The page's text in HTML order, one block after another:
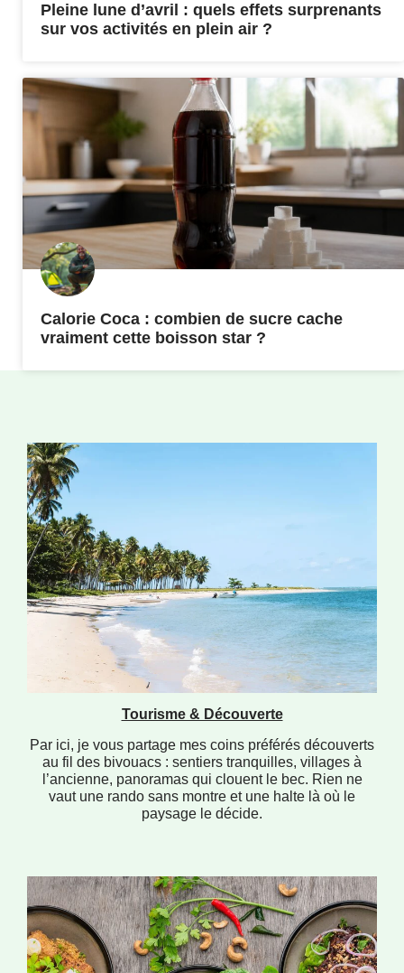
Pleine lune d’avril : quels effets surprenants
sur vos activités en plein air ?
Calorie Coca : combien de sucre cache
vraiment cette boisson star ?
Tourisme & Découverte
Par ici, je vous partage mes coins préférés découverts
au fil des bivouacs : sentiers tranquilles, villages à
l’ancienne, panoramas qui clouent le bec. Rien ne
vaut une rando sans montre et une halte là où le
paysage le décide.